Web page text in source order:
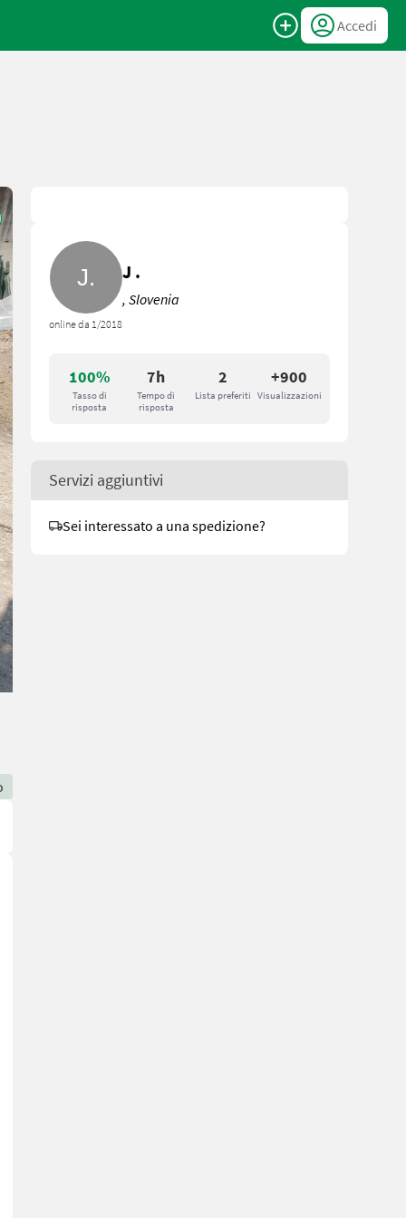
Accedi
100%
Tasso di
risposta
7h
Tempo di
risposta
2
Lista preferiti
+900
Visualizzazioni
online da 1/2018
J .
, Slovenia
Servizi aggiuntivi
Sei interessato a una spedizione?